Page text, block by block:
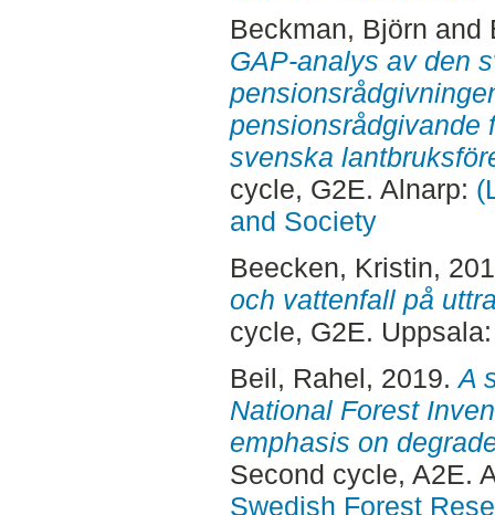
Beckman, Björn and
GAP-analys av den
pensionsrådgivande
svenska
cycle, G2E. Alnarp:
and Society
Beecken, Kristin,
och vattenfall på
cycle, G2E.
Beil, Rahel, 2019.A
National Forest
emphasis on
Second cycle, A2E.
Swedish Forest